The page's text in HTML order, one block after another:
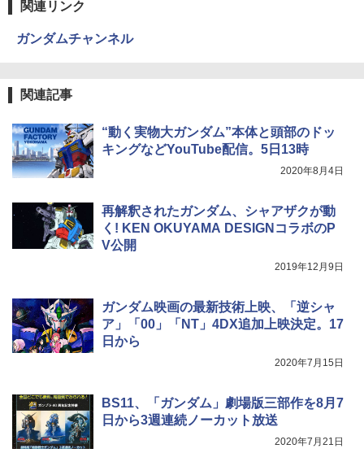
関連リンク
ガンダムチャンネル
関連記事
“動く実物大ガンダム”本体と頭部のドッ
キングなどYouTube配信。5日13時
2020年8月4日
再解釈されたガンダム、シャアザクが動
く! KEN OKUYAMA DESIGNコラボのP
V公開
2019年12月9日
ガンダム映画の最新技術上映、「逆シャ
ア」「00」「NT」4DX追加上映決定。17
日から
2020年7月15日
BS11、「ガンダム」劇場版三部作を8月7
日から3週連続ノーカット放送
2020年7月21日